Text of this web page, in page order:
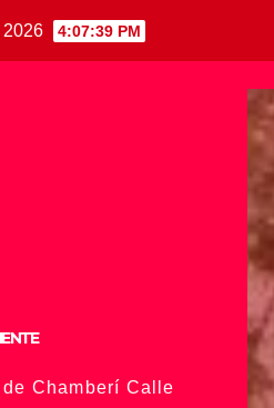
2026 4:07:40 PM
Chamberí Calle